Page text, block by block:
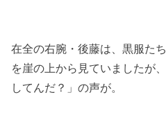
在全の右腕・後藤は、黒服た
を崖の上から見ていましたが
してんだ？」の声が。